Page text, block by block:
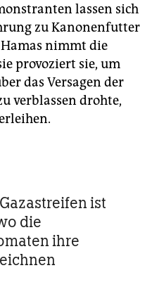
lassen sich
zu Kanonenfutter
nimmt die
provoziert sie, um
das Versagen der
verblassen drohte,
ist
die
ihre